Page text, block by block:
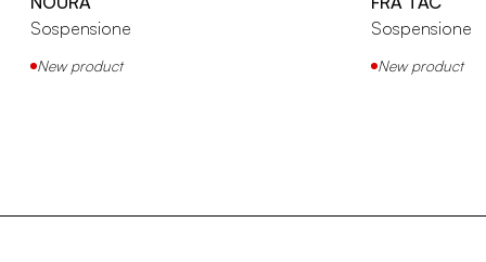
Sospensione
New product
Sospensione
New product